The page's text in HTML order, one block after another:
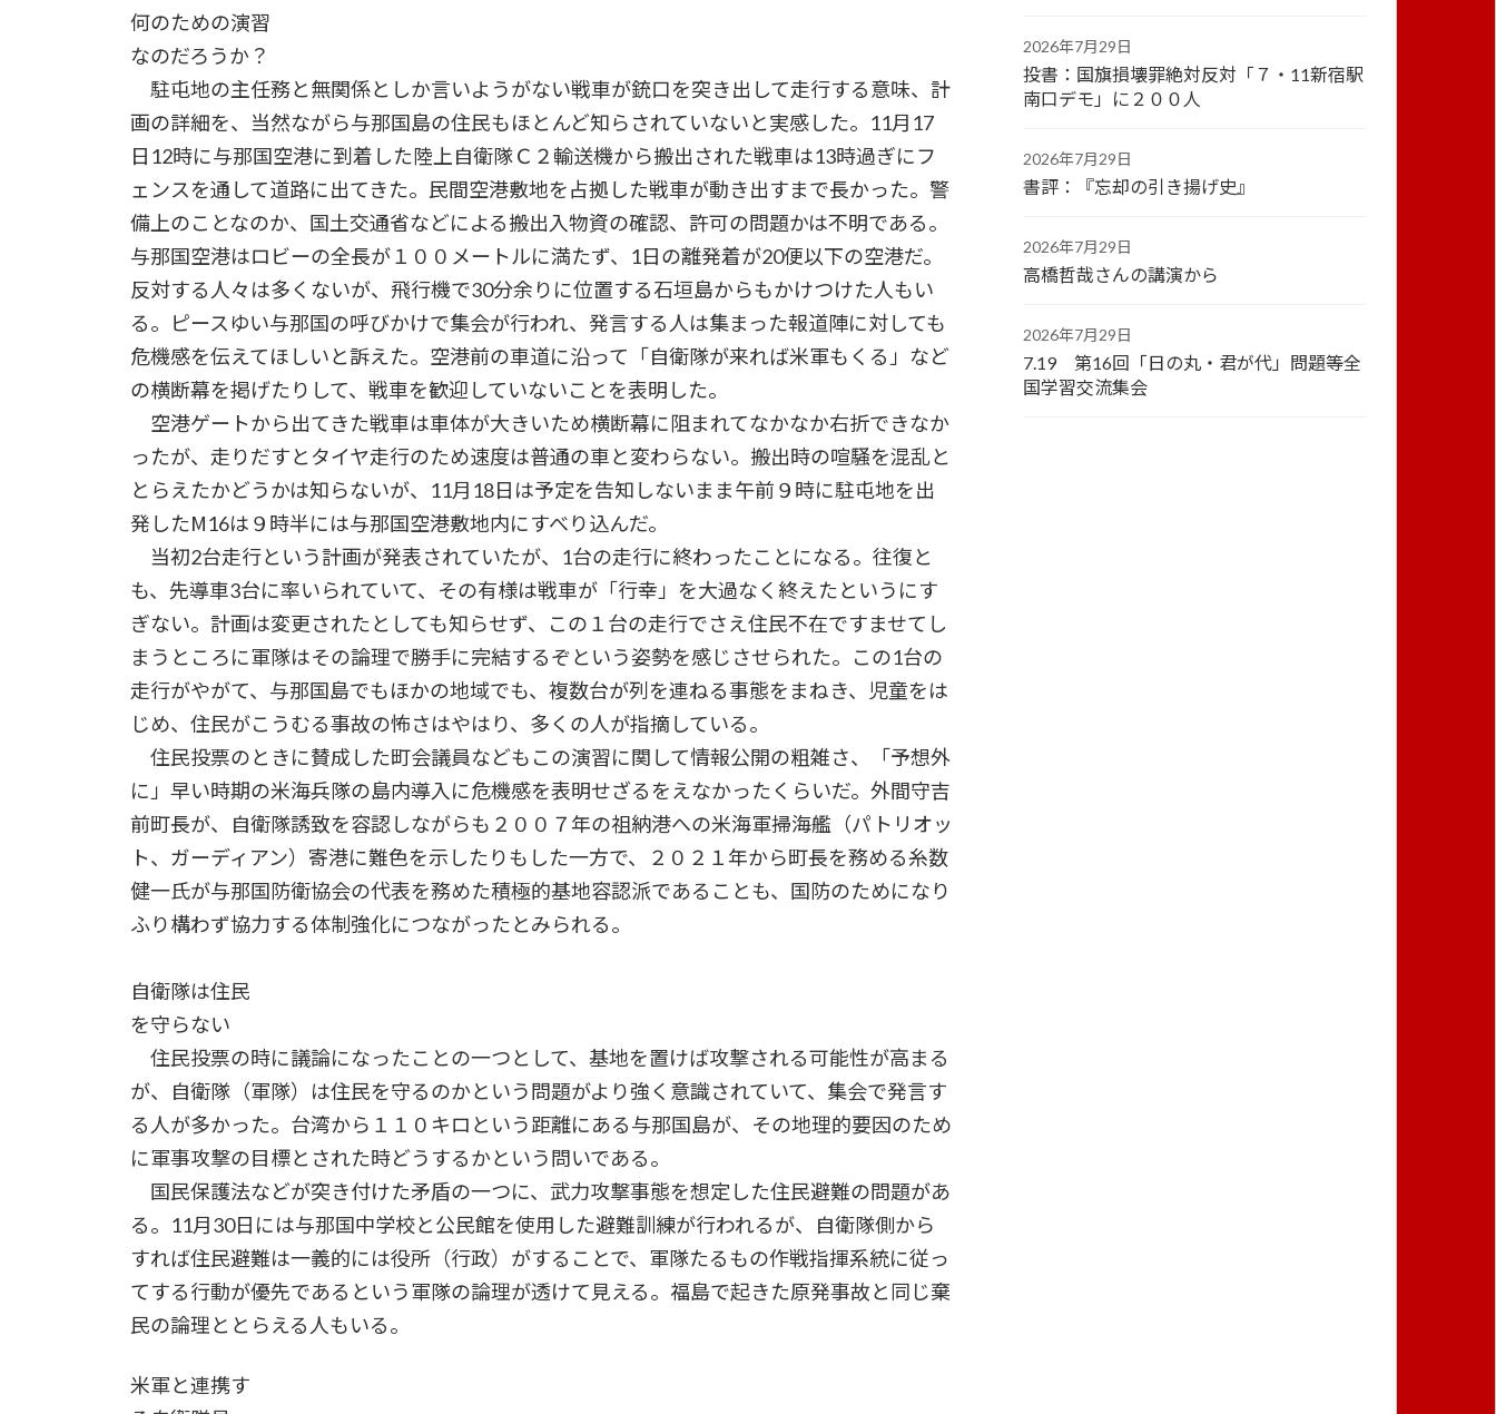
何のための演習
なのだろうか？
駐屯地の主任務と無関係としか言いようがない戦車が銃口を突き出して走行する意味、計
画の詳細を、当然ながら与那国島の住民もほとんど知らされていないと実感した。11月17
日12時に与那国空港に到着した陸上自衛隊Ｃ２輸送機から搬出された戦車は13時過ぎにフ
ェンスを通して道路に出てきた。民間空港敷地を占拠した戦車が動き出すまで長かった。警
備上のことなのか、国土交通省などによる搬出入物資の確認、許可の問題かは不明である。
与那国空港はロビーの全長が１００メートルに満たず、1日の離発着が20便以下の空港だ。
反対する人々は多くないが、飛行機で30分余りに位置する石垣島からもかけつけた人もい
る。ピースゆい与那国の呼びかけで集会が行われ、発言する人は集まった報道陣に対しても
危機感を伝えてほしいと訴えた。空港前の車道に沿って「自衛隊が来れば米軍もくる」など
の横断幕を掲げたりして、戦車を歓迎していないことを表明した。
空港ゲートから出てきた戦車は車体が大きいため横断幕に阻まれてなかなか右折できなか
ったが、走りだすとタイヤ走行のため速度は普通の車と変わらない。搬出時の喧騒を混乱と
とらえたかどうかは知らないが、11月18日は予定を告知しないまま午前９時に駐屯地を出
発したМ16は９時半には与那国空港敷地内にすべり込んだ。
当初2台走行という計画が発表されていたが、1台の走行に終わったことになる。往復と
も、先導車3台に率いられていて、その有様は戦車が「行幸」を大過なく終えたというにす
ぎない。計画は変更されたとしても知らせず、この１台の走行でさえ住民不在ですませてし
まうところに軍隊はその論理で勝手に完結するぞという姿勢を感じさせられた。この1台の
走行がやがて、与那国島でもほかの地域でも、複数台が列を連ねる事態をまねき、児童をは
じめ、住民がこうむる事故の怖さはやはり、多くの人が指摘している。
住民投票のときに賛成した町会議員などもこの演習に関して情報公開の粗雑さ、「予想外
に」早い時期の米海兵隊の島内導入に危機感を表明せざるをえなかったくらいだ。外間守吉
前町長が、自衛隊誘致を容認しながらも２００７年の祖納港への米海軍掃海艦（パトリオッ
ト、ガーディアン）寄港に難色を示したりもした一方で、２０２１年から町長を務める糸数
健一氏が与那国防衛協会の代表を務めた積極的基地容認派であることも、国防のためになり
ふり構わず協力する体制強化につながったとみられる。
自衛隊は住民
を守らない
住民投票の時に議論になったことの一つとして、基地を置けば攻撃される可能性が高まる
が、自衛隊（軍隊）は住民を守るのかという問題がより強く意識されていて、集会で発言す
る人が多かった。台湾から１１０キロという距離にある与那国島が、その地理的要因のため
に軍事攻撃の目標とされた時どうするかという問いである。
国民保護法などが突き付けた矛盾の一つに、武力攻撃事態を想定した住民避難の問題があ
る。11月30日には与那国中学校と公民館を使用した避難訓練が行われるが、自衛隊側から
すれば住民避難は一義的には役所（行政）がすることで、軍隊たるもの作戦指揮系統に従っ
てする行動が優先であるという軍隊の論理が透けて見える。福島で起きた原発事故と同じ棄
民の論理ととらえる人もいる。
米軍と連携す
2026年7月29日
投書：国旗損壊罪絶対反対「７・11新宿駅
南口デモ」に２００人
2026年7月29日
書評：『忘却の引き揚げ史』
2026年7月29日
高橋哲哉さんの講演から
2026年7月29日
7.19 第16回「日の丸・君が代」問題等全
国学習交流集会